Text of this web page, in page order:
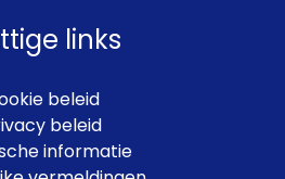
links
beleid
beleid
informatie